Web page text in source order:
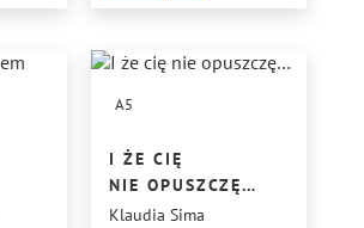
A5
I ŻE CIĘ
NIE OPUSZCZĘ…
Klaudia Sima